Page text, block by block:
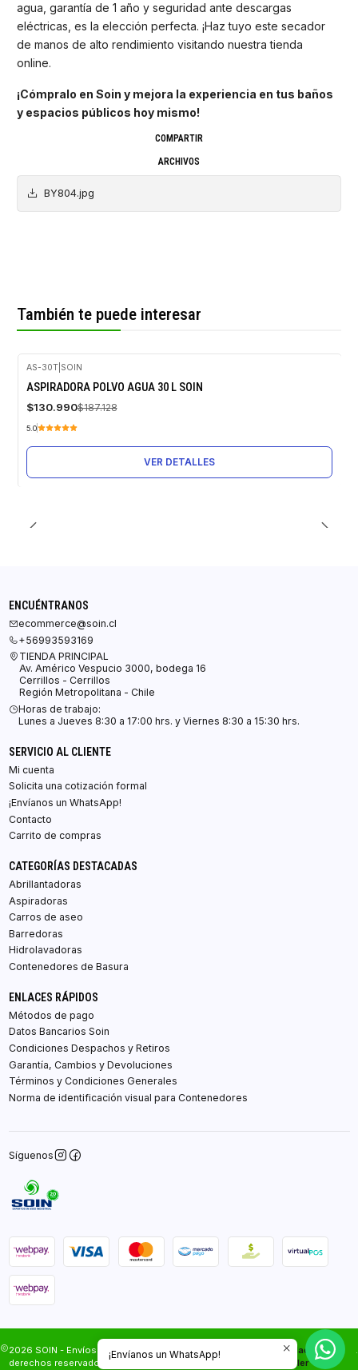
agua, garantía de 1 año y seguridad ante descargas
eléctricas, es la elección perfecta. ¡Haz tuyo este secador
de manos de alto rendimiento visitando nuestra tienda
online.
¡Cómpralo en Soin y mejora la experiencia en tus baños
y espacios públicos hoy mismo!
COMPARTIR
ARCHIVOS
BY804.jpg
También te puede interesar
-30%
OFF
Agotado
AS-30T| SOIN
ASPIRADORA POLVO AGUA 30 L SOIN
$130.990$187.128
5.0
VER DETALLES
ENCUÉNTRANOS
ecommerce@soin.cl
+56993593169
TIENDA PRINCIPAL
Av. Américo Vespucio 3000, bodega 16
Cerrillos - Cerrillos
Región Metropolitana - Chile
Horas de trabajo:
Lunes a Jueves 8:30 a 17:00 hrs. y Viernes 8:30 a 15:30 hrs.
SERVICIO AL CLIENTE
Mi cuenta
Solicita una cotización formal
¡Envíanos un WhatsApp!
Contacto
Carrito de compras
CATEGORÍAS DESTACADAS
Abrillantadoras
Aspiradoras
Carros de aseo
Barredoras
Hidrolavadoras
Contenedores de Basura
ENLACES RÁPIDOS
Métodos de pago
Datos Bancarios Soin
Condiciones Despachos y Retiros
Garantía, Cambios y Devoluciones
Términos y Condiciones Generales
Norma de identificación visual para Contenedores
Síguenos
2026 SOIN - Envíos Gratis en Santiago.Todos los
derechos reservados.
Desarrollado por
Jumpseller
.
¡Envíanos un WhatsApp!